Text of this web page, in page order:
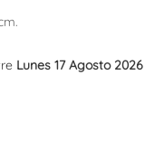
Lunes 17 Agosto 2026